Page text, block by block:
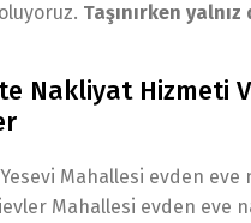
Taşınırken
Nakliyat Hizmeti
Mahallesi evden eve
Mahallesi evden eve